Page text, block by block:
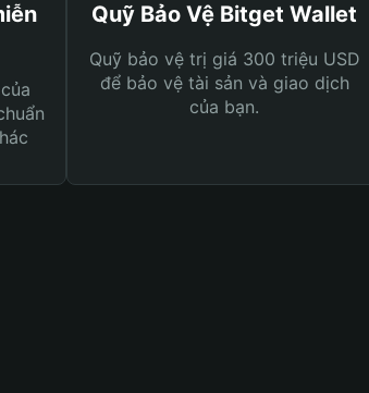
Quỹ Bảo Vệ Bitget Wallet
Quỹ bảo vệ trị giá 300 triệu USD
để bảo vệ tài sản và giao dịch
của bạn.